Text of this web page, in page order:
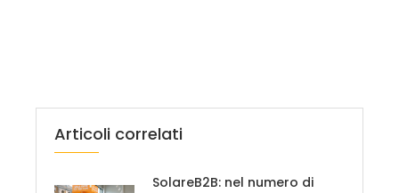
Articoli correlati
SolareB2B: nel numero di